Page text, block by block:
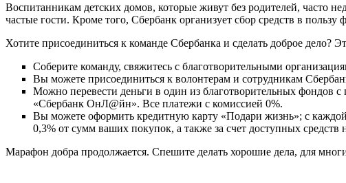
Воспитанникам детских домов, которые живут без родителей, часто
частые гости. Кроме того, Сбербанк организует сбор средств в
Хотите присоединиться к команде Сбербанка и сделать доброе дело?
Соберите команду, свяжитесь с благотворительными
Вы можете присоединиться к волонтерам и сотрудникам
Можно перевести деньги в один из благотворительных фондов
«Сбербанк ОнЛ@йн». Все платежи с комиссией 0%.
Вы можете оформить кредитную карту «Подари жизнь»; с
0,3% от сумм ваших покупок, а также за счет доступных
Марафон добра продолжается. Спешите делать хорошие дела, для